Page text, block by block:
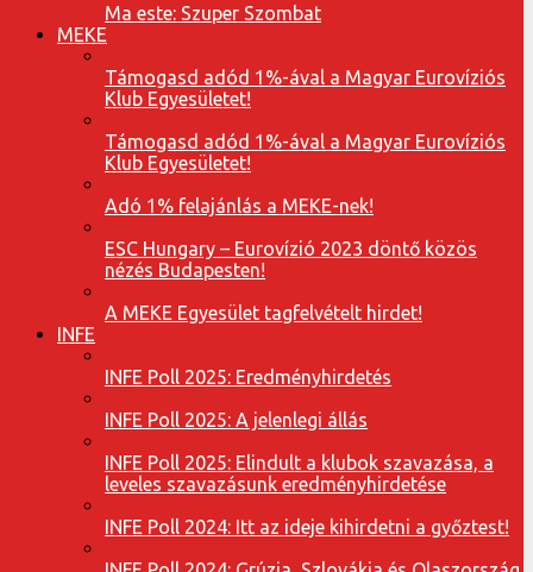
Ma este: Szuper Szombat
MEKE
Támogasd adód 1%-ával a Magyar Eurovíziós
Klub Egyesületet!
Támogasd adód 1%-ával a Magyar Eurovíziós
Klub Egyesületet!
Adó 1% felajánlás a MEKE-nek!
ESC Hungary – Eurovízió 2023 döntő közös
nézés Budapesten!
A MEKE Egyesület tagfelvételt hirdet!
INFE
INFE Poll 2025: Eredményhirdetés
INFE Poll 2025: A jelenlegi állás
INFE Poll 2025: Elindult a klubok szavazása, a
leveles szavazásunk eredményhirdetése
INFE Poll 2024: Itt az ideje kihirdetni a győztest!